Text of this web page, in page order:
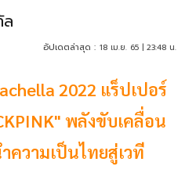
อัปเดตล่าสุด : 18 เม.ย. 65 | 23:48 น.
2022 แร็ปเปอร์
พลังขับเคลื่อน
ความเป็นไทยสู่เวที